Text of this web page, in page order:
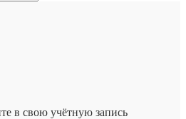
в свою учётную запись